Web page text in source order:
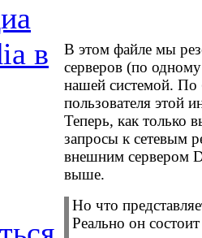
в
В этом файле мы
серверов (по
нашей системой. По
пользователя этой
Теперь, как только
запросы к сетевым
внешним сервером
выше.
Но что
Реально он